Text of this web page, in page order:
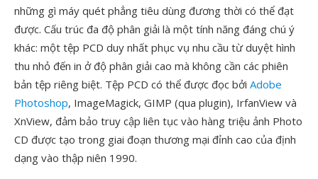
những gì máy quét phẳng tiêu dùng đương thời có thể đạt
được. Cấu trúc đa độ phân giải là một tính năng đáng chú ý
khác: một tệp PCD duy nhất phục vụ nhu cầu từ duyệt hình
thu nhỏ đến in ở độ phân giải cao mà không cần các phiên
bản tệp riêng biệt. Tệp PCD có thể được đọc bởi Adobe
Photoshop, ImageMagick, GIMP (qua plugin), IrfanView và
XnView, đảm bảo truy cập liên tục vào hàng triệu ảnh Photo
CD được tạo trong giai đoạn thương mại đỉnh cao của định
dạng vào thập niên 1990.